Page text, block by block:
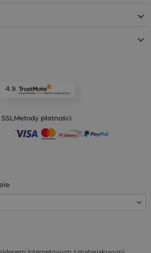
4.9
Na podstawie 11 922opiniiz całego okresu
Metody płatności